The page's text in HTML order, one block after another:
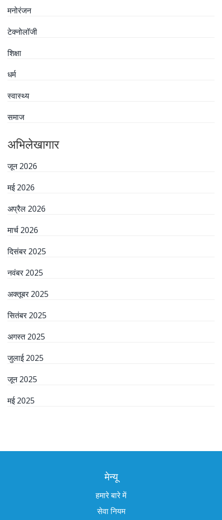
मनोरंजन
टेक्नोलॉजी
शिक्षा
धर्म
स्वास्थ्य
समाज
अभिलेखागार
जून 2026
मई 2026
अप्रैल 2026
मार्च 2026
दिसंबर 2025
नवंबर 2025
अक्तूबर 2025
सितंबर 2025
अगस्त 2025
जुलाई 2025
जून 2025
मई 2025
मेन्यू
हमारे बारे में
सेवा नियम